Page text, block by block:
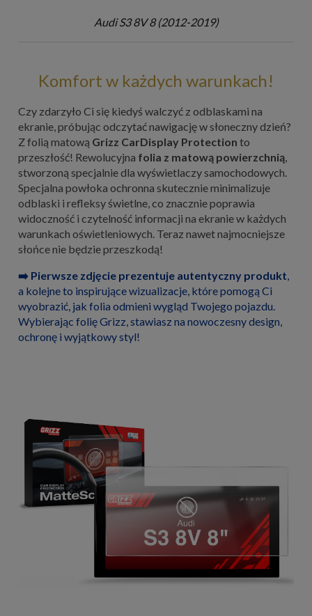
Audi S3 8V 8 (2012-2019)
Komfort w każdych warunkach!
Czy zdarzyło Ci się kiedyś walczyć z odblaskami na
ekranie, próbując odczytać nawigację w słoneczny dzień?
Z folią matową Grizz CarDisplay Protection to
przeszłość! Rewolucyjna folia z matową powierzchnią,
stworzoną specjalnie dla wyświetlaczy samochodowych.
Specjalna powłoka ochronna skutecznie minimalizuje
odblaski i refleksy świetlne, co znacznie poprawia
widoczność i czytelność informacji na ekranie w każdych
warunkach oświetleniowych. Teraz nawet najmocniejsze
słońce nie będzie przeszkodą!
➡️ Pierwsze zdjęcie prezentuje autentyczny produkt,
a kolejne to inspirujące wizualizacje, które pomogą Ci
wyobrazić, jak folia odmieni wygląd Twojego pojazdu.
Wybierając folię Grizz, stawiasz na nowoczesny design,
ochronę i wyjątkowy styl!